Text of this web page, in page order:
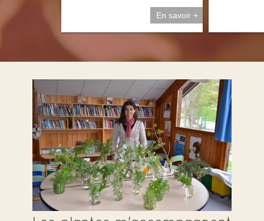
En savoir +